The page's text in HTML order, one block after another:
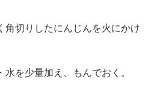
切りしたにんじんを火にかけ
を少量加え、もんでおく。